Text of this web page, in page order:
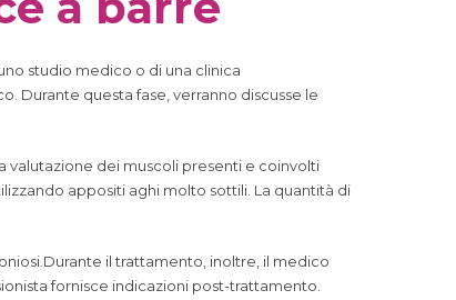
studio medico o di una clinica
Durante questa fase, verranno discusse le
valutazione dei muscoli presenti e coinvolti
appositi aghi molto sottili. La quantità di
il trattamento, inoltre, il medico
fornisce indicazioni post-trattamento.